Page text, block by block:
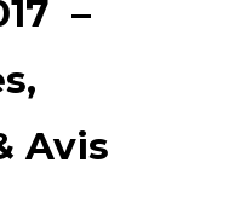
–
Avis